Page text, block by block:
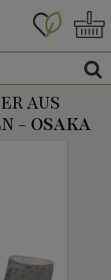
AUS
- OSAKA